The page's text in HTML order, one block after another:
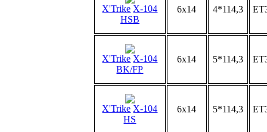
X'Trike X-104
HSB
6x14 4*114,3
X'Trike X-104
BK/FP
6x14 5*114,3
X'Trike X-104
HS
6x14 5*114,3